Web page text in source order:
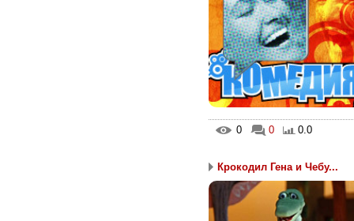
0 0 0.0
Крокодил Гена и Чебу...